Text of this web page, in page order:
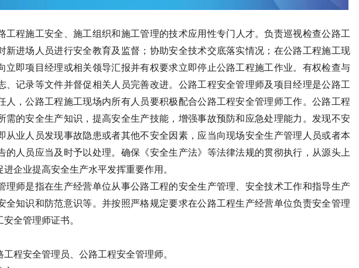
工程施工安全、施工组织和施工管理的技术应用性专门人才。负责巡视检查公路工
新进场人员进行安全教育及监督；协助安全技术交底落实情况；在公路工程施工现
立即项目经理或相关领导汇报并有权要求立即停止公路工程施工作业。有权检查与
、记录等文件并督促相关人员完善改进。公路工程安全管理师及项目经理是公路工
人，公路工程施工现场内所有人员要积极配合公路工程安全管理师工作。公路工程
需的安全生产知识，提高安全生产技能，增强事故预防和应急处理能力。发现不安
从业人员发现事故隐患或者其他不安全因素，应当向现场安全生产管理人员或者本
的人员应当及时予以处理。确保《安全生产法》等法律法规的贯彻执行，从源头上
企业提高安全生产水平发挥重要作用。
理师是指在生产经营单位从事公路工程的安全生产管理、安全技术工作和指导生产
全知识和防范意识等。并按照严格规定要求在公路工程生产经营单位负责安全管理
全管理师证书。
程安全管理员、公路工程安全管理师。